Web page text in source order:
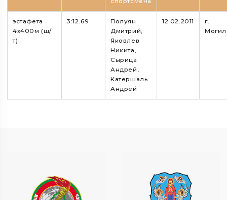
эстафета
4х400м (ш/
т)
3:12.69
Полуян
Дмитрий,
Яковлев
Никита,
Сырица
Андрей,
Катершаль
Андрей
12.02.2011
г.